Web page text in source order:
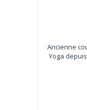
Ancienne
Yoga